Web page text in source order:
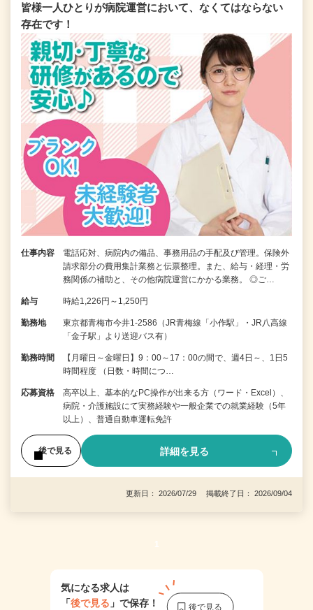
皆様一人ひとりが病院運営において、なくてはならない
存在です！
仕事内容
電話応対、病院内の備品、事務用品の手配及び管理。保険外
請求部分の費用集計業務と伝票整理。また、給与・経理・労
務関係の補助と、その他病院運営にかかる業務。 ◎ご…
給与 時給1,226円～1,250円
勤務地
東京都青梅市今井1-2586（JR青梅線「小作駅」・JR八高線
「金子駅」より送迎バス有）
勤務時間
【月曜日～金曜日】9：00～17：00の間で、週4日～、1日5
時間程度 （日数・時間につ…
応募資格
高卒以上、基本的なPC操作が出来る方（ワード・Excel）、
病院・介護施設にて実務経験や一般企業での就業経験（5年
以上）、普通自動車運転免許
後で見る 詳細を見る
更新日： 2026/07/29 掲載終了日： 2026/09/04
1
気になる求人は
「後で見る 」で保存！